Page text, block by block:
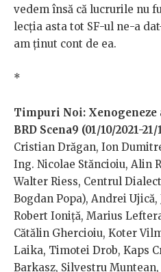
vedem însă că lucrurile nu
lecția asta tot SF-ul ne-a
am ținut cont de ea.
*
Timpuri Noi: Xenogeneze
BRD Scena9 (01/10/2021-
Cristian Drăgan, Ion
Ing. Nicolae Stăncioiu, Alin
Walter Riess, Centrul
Bogdan Popa), Andrei
Robert Ioniță, Marius
Cătălin Ghercioiu, Koter
Laika, Timotei Drob, Kaps
Barkasz, Silvestru